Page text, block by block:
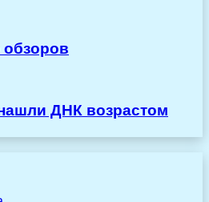
обзоров
ДНК возрастом